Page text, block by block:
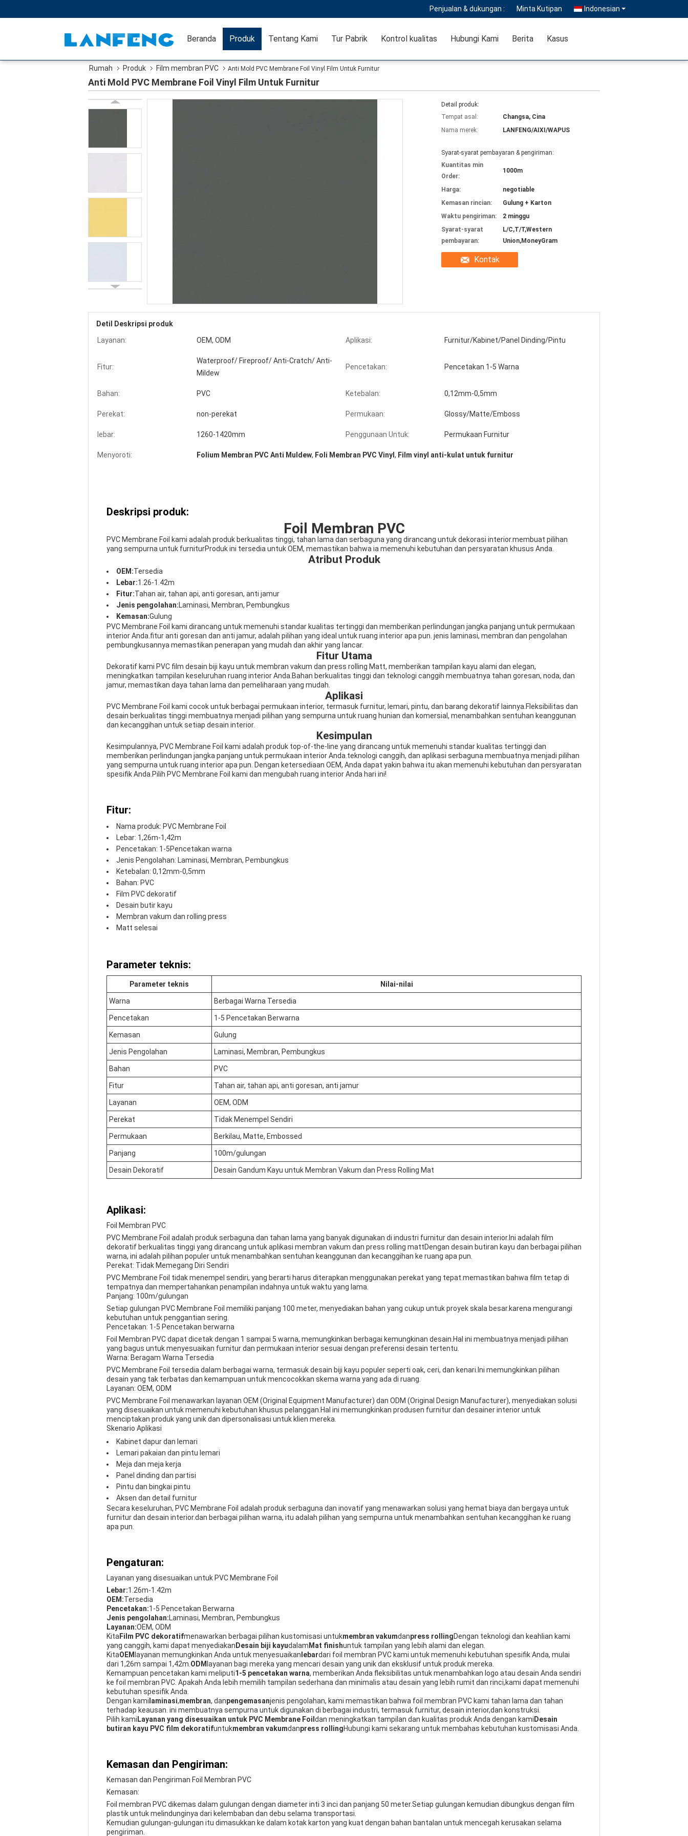
Penjualan & dukungan : Minta Kutipan Indonesian
Beranda Produk Tentang Kami Tur Pabrik Kontrol kualitas Hubungi Kami Berita Kasus
Rumah Produk Film membran PVC Anti Mold PVC Membrane Foil Vinyl Film Untuk Furnitur
Anti Mold PVC Membrane Foil Vinyl Film Untuk Furnitur
Detail produk:
Tempat asal:
Changsa, Cina
Nama merek:
LANFENG/AIXI/WAPUS
Syarat-syarat pembayaran & pengiriman:
Kuantitas min
Order:
1000m
Harga:
negotiable
Kemasan rincian:
Gulung + Karton
Waktu pengiriman:
2 minggu
Syarat-syarat
pembayaran:
L/C,T/T,Western
Union,MoneyGram
Kontak
Detil Deskripsi produk
Layanan:
OEM, ODM Aplikasi: Furnitur/Kabinet/Panel Dinding/Pintu
Fitur:
Waterproof/ Fireproof/ Anti-Cratch/ Anti-
Mildew
Pencetakan: Pencetakan 1-5 Warna
Bahan: PVC Ketebalan: 0,12mm-0,5mm
Perekat: non-perekat Permukaan: Glossy/Matte/Emboss
lebar: 1260-1420mm Penggunaan Untuk: Permukaan Furnitur
Menyoroti: Folium Membran PVC Anti Muldew, Foli Membran PVC Vinyl , Film vinyl anti-kulat untuk furnitur
Deskripsi produk:
Foil Membran PVC
PVC Membrane Foil kami adalah produk berkualitas tinggi, tahan lama dan serbaguna yang dirancang untuk dekorasi interior.membuat pilihan
yang sempurna untuk furniturProduk ini tersedia untuk OEM, memastikan bahwa ia memenuhi kebutuhan dan persyaratan khusus Anda.
Atribut Produk
OEM:Tersedia
Lebar:1.26-1.42m
Fitur:Tahan air, tahan api, anti goresan, anti jamur
Jenis pengolahan:Laminasi, Membran, Pembungkus
Kemasan:Gulung
PVC Membrane Foil kami dirancang untuk memenuhi standar kualitas tertinggi dan memberikan perlindungan jangka panjang untuk permukaan
interior Anda.fitur anti goresan dan anti jamur, adalah pilihan yang ideal untuk ruang interior apa pun. jenis laminasi, membran dan pengolahan
pembungkusannya memastikan penerapan yang mudah dan akhir yang lancar.
Fitur Utama
Dekoratif kami PVC film desain biji kayu untuk membran vakum dan press rolling Matt, memberikan tampilan kayu alami dan elegan,
meningkatkan tampilan keseluruhan ruang interior Anda.Bahan berkualitas tinggi dan teknologi canggih membuatnya tahan goresan, noda, dan
jamur, memastikan daya tahan lama dan pemeliharaan yang mudah.
Aplikasi
PVC Membrane Foil kami cocok untuk berbagai permukaan interior, termasuk furnitur, lemari, pintu, dan barang dekoratif lainnya.Fleksibilitas dan
desain berkualitas tinggi membuatnya menjadi pilihan yang sempurna untuk ruang hunian dan komersial, menambahkan sentuhan keanggunan
dan kecanggihan untuk setiap desain interior.
Kesimpulan
Kesimpulannya, PVC Membrane Foil kami adalah produk top-of-the-line yang dirancang untuk memenuhi standar kualitas tertinggi dan
memberikan perlindungan jangka panjang untuk permukaan interior Anda.teknologi canggih, dan aplikasi serbaguna membuatnya menjadi pilihan
yang sempurna untuk ruang interior apa pun. Dengan ketersediaan OEM, Anda dapat yakin bahwa itu akan memenuhi kebutuhan dan persyaratan
spesifik Anda.Pilih PVC Membrane Foil kami dan mengubah ruang interior Anda hari ini!
Fitur:
Nama produk: PVC Membrane Foil
Lebar: 1,26m-1,42m
Pencetakan: 1-5Pencetakan warna
Jenis Pengolahan: Laminasi, Membran, Pembungkus
Ketebalan: 0,12mm-0,5mm
Bahan: PVC
Film PVC dekoratif
Desain butir kayu
Membran vakum dan rolling press
Matt selesai
Parameter teknis:
Parameter teknis Nilai-nilai
Warna Berbagai Warna Tersedia
Pencetakan 1-5 Pencetakan Berwarna
Kemasan Gulung
Jenis Pengolahan Laminasi, Membran, Pembungkus
Bahan PVC
Fitur Tahan air, tahan api, anti goresan, anti jamur
Layanan OEM, ODM
Perekat Tidak Menempel Sendiri
Permukaan Berkilau, Matte, Embossed
Panjang 100m/gulungan
Desain Dekoratif Desain Gandum Kayu untuk Membran Vakum dan Press Rolling Mat
Aplikasi:
Foil Membran PVC
PVC Membrane Foil adalah produk serbaguna dan tahan lama yang banyak digunakan di industri furnitur dan desain interior.Ini adalah film
dekoratif berkualitas tinggi yang dirancang untuk aplikasi membran vakum dan press rolling mattDengan desain butiran kayu dan berbagai pilihan
warna, ini adalah pilihan populer untuk menambahkan sentuhan keanggunan dan kecanggihan ke ruang apa pun.
Perekat: Tidak Memegang Diri Sendiri
PVC Membrane Foil tidak menempel sendiri, yang berarti harus diterapkan menggunakan perekat yang tepat.memastikan bahwa film tetap di
tempatnya dan mempertahankan penampilan indahnya untuk waktu yang lama.
Panjang: 100m/gulungan
Setiap gulungan PVC Membrane Foil memiliki panjang 100 meter, menyediakan bahan yang cukup untuk proyek skala besar.karena mengurangi
kebutuhan untuk penggantian sering.
Pencetakan: 1-5 Pencetakan berwarna
Foil Membran PVC dapat dicetak dengan 1 sampai 5 warna, memungkinkan berbagai kemungkinan desain.Hal ini membuatnya menjadi pilihan
yang bagus untuk menyesuaikan furnitur dan permukaan interior sesuai dengan preferensi desain tertentu.
Warna: Beragam Warna Tersedia
PVC Membrane Foil tersedia dalam berbagai warna, termasuk desain biji kayu populer seperti oak, ceri, dan kenari.Ini memungkinkan pilihan
desain yang tak terbatas dan kemampuan untuk mencocokkan skema warna yang ada di ruang.
Layanan: OEM, ODM
PVC Membrane Foil menawarkan layanan OEM (Original Equipment Manufacturer) dan ODM (Original Design Manufacturer), menyediakan solusi
yang disesuaikan untuk memenuhi kebutuhan khusus pelanggan.Hal ini memungkinkan produsen furnitur dan desainer interior untuk
menciptakan produk yang unik dan dipersonalisasi untuk klien mereka.
Skenario Aplikasi
Kabinet dapur dan lemari
Lemari pakaian dan pintu lemari
Meja dan meja kerja
Panel dinding dan partisi
Pintu dan bingkai pintu
Aksen dan detail furnitur
Secara keseluruhan, PVC Membrane Foil adalah produk serbaguna dan inovatif yang menawarkan solusi yang hemat biaya dan bergaya untuk
furnitur dan desain interior.dan berbagai pilihan warna, itu adalah pilihan yang sempurna untuk menambahkan sentuhan kecanggihan ke ruang
apa pun.
Pengaturan:
Layanan yang disesuaikan untuk PVC Membrane Foil
Lebar:1.26m-1.42m
OEM:Tersedia
Pencetakan:1-5 Pencetakan Berwarna
Jenis pengolahan:Laminasi, Membran, Pembungkus
Layanan:OEM, ODM
Kita Film PVC dekoratifmenawarkan berbagai pilihan kustomisasi untukmembran vakumdanpress rollingDengan teknologi dan keahlian kami
yang canggih, kami dapat menyediakan Desain biji kayudalam Mat finishuntuk tampilan yang lebih alami dan elegan.
KitaOEM layanan memungkinkan Anda untuk menyesuaikan lebardari foil membran PVC kami untuk memenuhi kebutuhan spesifik Anda, mulai
dari 1,26m sampai 1,42m. ODM layanan bagi mereka yang mencari desain yang unik dan eksklusif untuk produk mereka.
Kemampuan pencetakan kami meliputi1-5 pencetakan warna, memberikan Anda fleksibilitas untuk menambahkan logo atau desain Anda sendiri
ke foil membran PVC. Apakah Anda lebih memilih tampilan sederhana dan minimalis atau desain yang lebih rumit dan rinci,kami dapat memenuhi
kebutuhan spesifik Anda.
Dengan kami laminasi,membran, danpengemasanjenis pengolahan, kami memastikan bahwa foil membran PVC kami tahan lama dan tahan
terhadap keausan. ini membuatnya sempurna untuk digunakan di berbagai industri, termasuk furnitur, desain interior,dan konstruksi.
Pilih kami Layanan yang disesuaikan untuk PVC Membrane Foil dan meningkatkan tampilan dan kualitas produk Anda dengan kami Desain
butiran kayu PVC film dekoratifuntukmembran vakumdanpress rollingHubungi kami sekarang untuk membahas kebutuhan kustomisasi Anda.
Kemasan dan Pengiriman:
Kemasan dan Pengiriman Foil Membran PVC
Kemasan:
Foil membran PVC dikemas dalam gulungan dengan diameter inti 3 inci dan panjang 50 meter.Setiap gulungan kemudian dibungkus dengan film
plastik untuk melindunginya dari kelembaban dan debu selama transportasi.
Kemudian gulungan-gulungan itu dimasukkan ke dalam kotak karton yang kuat dengan bahan bantalan untuk mencegah kerusakan selama
pengiriman.